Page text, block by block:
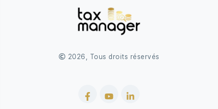
2026, Tous droits réservés
Facebook
YouTubeLinkedIn